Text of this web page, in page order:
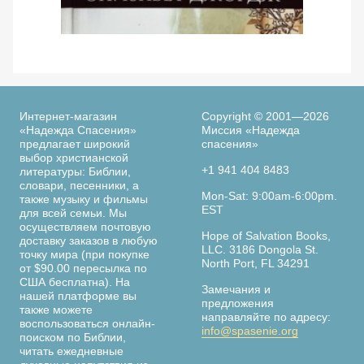
Страница
книги
Интернет-магазин
«Надежда Спасения»
предлагает широкий
выбор христианской
литературы: Библии,
словари, песенники, а
также музыку и фильмы
для всей семьи. Мы
осуществляем почтовую
доставку заказов в любую
точку мира (при покупке
от $90.00 пересылка по
США бесплатна). На
нашей платформе вы
также можете
воспользоваться онлайн-
поиском по Библии,
читать ежедневные
Copyright © 2001—2026
Миссия «Надежда
спасения»
+1 941 404 8483
Mon-Sat: 9:00am-6:00pm.
EST
Hope of Salvation Books,
LLC. 3186 Dongola St.
North Port, FL 34291
Замечания и
предложения
направляйте по адресу:
info@spasenie.org